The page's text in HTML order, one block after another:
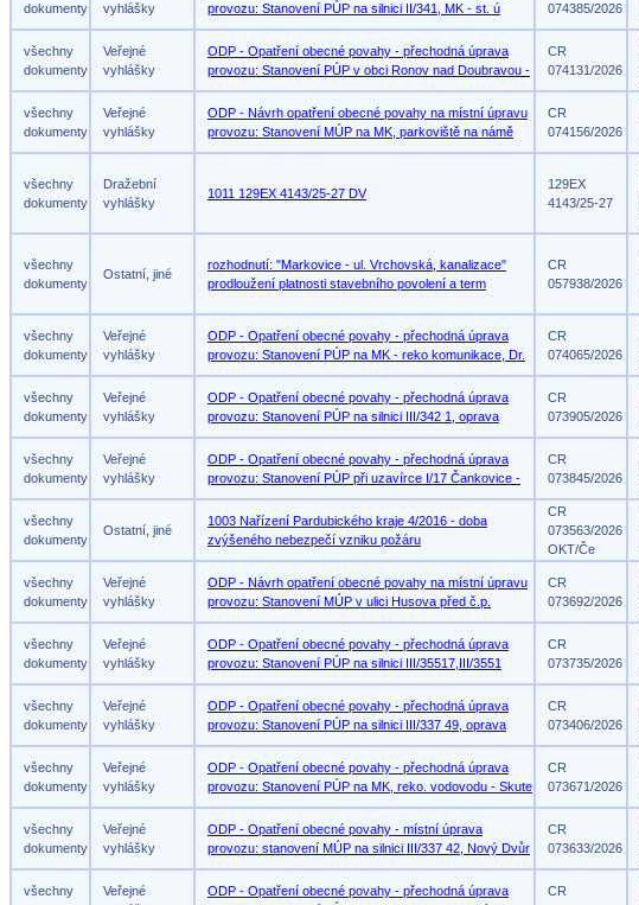
dokumenty
vyhlášky
provozu: Stanovení PÚP na silnici II/341, MK - st. ú
074385/2026
všechny
dokumenty
Veřejné
vyhlášky
ODP - Opatření obecné povahy - přechodná úprava
provozu: Stanovení PÚP v obci Ronov nad Doubravou -
CR
074131/2026
všechny
dokumenty
Veřejné
vyhlášky
ODP - Návrh opatření obecné povahy na místní úpravu
provozu: Stanovení MÚP na MK, parkoviště na námě
CR
074156/2026
všechny
dokumenty
Dražební
vyhlášky
1011 129EX 4143/25-27 DV
129EX
4143/25-27
všechny
dokumenty
Ostatní, jiné
rozhodnutí: "Markovice - ul. Vrchovská, kanalizace"
prodloužení platnosti stavebního povolení a term
CR
057938/2026
všechny
dokumenty
Veřejné
vyhlášky
ODP - Opatření obecné povahy - přechodná úprava
provozu: Stanovení PÚP na MK - reko komunikace, Dr.
CR
074065/2026
všechny
dokumenty
Veřejné
vyhlášky
ODP - Opatření obecné povahy - přechodná úprava
provozu: Stanovení PÚP na silnici III/342 1, oprava
CR
073905/2026
všechny
dokumenty
Veřejné
vyhlášky
ODP - Opatření obecné povahy - přechodná úprava
provozu: Stanovení PÚP při uzavírce I/17 Čankovice -
CR
073845/2026
všechny
dokumenty
Ostatní, jiné
1003 Nařízení Pardubického kraje 4/2016 - doba
zvýšeného nebezpečí vzniku požáru
CR
073563/2026
OKT/Če
všechny
dokumenty
Veřejné
vyhlášky
ODP - Návrh opatření obecné povahy na místní úpravu
provozu: Stanovení MÚP v ulici Husova před č.p.
CR
073692/2026
všechny
dokumenty
Veřejné
vyhlášky
ODP - Opatření obecné povahy - přechodná úprava
provozu: Stanovení PÚP na silnici III/35517,III/3551
CR
073735/2026
všechny
dokumenty
Veřejné
vyhlášky
ODP - Opatření obecné povahy - přechodná úprava
provozu: Stanovení PÚP na silnici III/337 49, oprava
CR
073406/2026
všechny
dokumenty
Veřejné
vyhlášky
ODP - Opatření obecné povahy - přechodná úprava
provozu: Stanovení PÚP na MK, reko. vodovodu - Skute
CR
073671/2026
všechny
dokumenty
Veřejné
vyhlášky
ODP - Opatření obecné povahy - místní úprava
provozu: stanovení MÚP na silnici III/337 42, Nový Dvůr
CR
073633/2026
všechny
Veřejné
ODP - Opatření obecné povahy - přechodná úprava
CR